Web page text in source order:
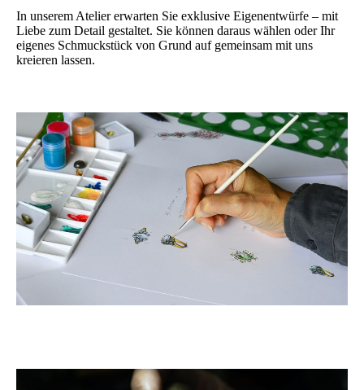
In unserem Atelier erwarten Sie exklusive Eigenentwürfe – mit
Liebe zum Detail gestaltet. Sie können daraus wählen oder Ihr
eigenes Schmuckstück von Grund auf gemeinsam mit uns
kreieren lassen.